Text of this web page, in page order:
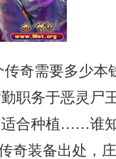
奇需要多少本
职务于恶灵尸
适合种植……谁
奇装备出处，